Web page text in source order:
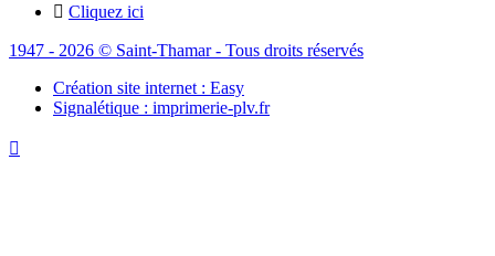
 Cliquez ici
1947 - 2026 © Saint-Thamar - Tous droits réservés
Création site internet : Easy
Signalétique : imprimerie-plv.fr
